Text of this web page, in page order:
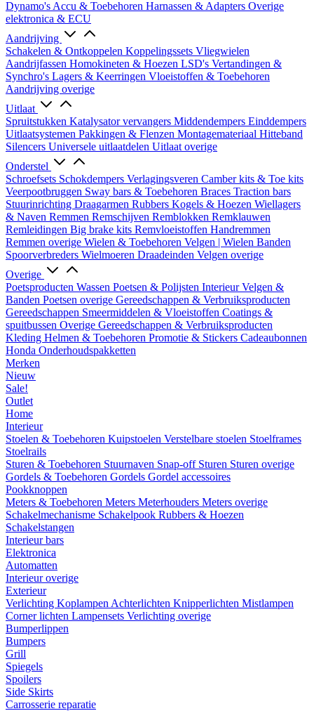
Dynamo's Accu & Toebehoren Harnassen & Adapters Overige
elektronica & ECU
Aandrijving
Schakelen & Ontkoppelen Koppelingssets Vliegwielen
Aandrijfassen Homokineten & Hoezen LSD's Vertandingen &
Synchro's Lagers & Keerringen Vloeistoffen & Toebehoren
Aandrijving overige
Uitlaat
Spruitstukken Katalysator vervangers Middendempers Einddempers
Uitlaatsystemen Pakkingen & Flenzen Montagemateriaal Hitteband
Silencers Universele uitlaatdelen Uitlaat overige
Onderstel
Schroefsets Schokdempers Verlagingsveren Camber kits & Toe kits
Veerpootbruggen Sway bars & Toebehoren Braces Traction bars
Stuurinrichting Draagarmen Rubbers Kogels & Hoezen Wiellagers
& Naven Remmen Remschijven Remblokken Remklauwen
Remleidingen Big brake kits Remvloeistoffen Handremmen
Remmen overige Wielen & Toebehoren Velgen | Wielen Banden
Spoorverbreders Wielmoeren Draadeinden Velgen overige
Overige
Poetsproducten Wassen Poetsen & Polijsten InterieurVelgen &
Banden Poetsen overige Gereedschappen & Verbruiksproducten
Gereedschappen Smeermiddelen & Vloeistoffen Coatings &
spuitbussen Overige Gereedschappen & Verbruiksproducten
Kleding Helmen & Toebehoren Promotie & Stickers Cadeaubonnen
Honda Onderhoudspakketten
Merken
Nieuw
Sale!
Outlet
Home
Interieur
Stoelen & Toebehoren Kuipstoelen Verstelbare stoelen Stoelframes
Stoelrails
Sturen & Toebehoren Stuurnaven Snap-off Sturen Sturen overige
Gordels & Toebehoren Gordels Gordel accessoires
Pookknoppen
Meters & Toebehoren Meters Meterhouders Meters overige
Schakelmechanisme Schakelpook Rubbers & Hoezen
Schakelstangen
Interieur bars
Elektronica
Automatten
Interieur overige
Exterieur
Verlichting Koplampen Achterlichten Knipperlichten Mistlampen
Corner lichten Lampensets Verlichting overige
Bumperlippen
Bumpers
Grill
Spiegels
Spoilers
Side Skirts
Carrosserie reparatie